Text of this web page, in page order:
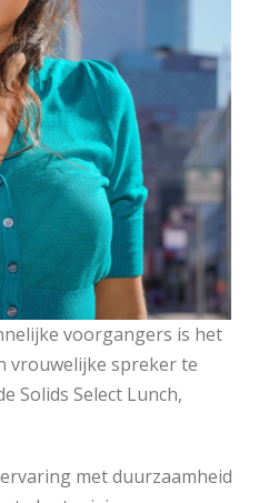
voorgangers is het
vrouwelijke spreker te
Solids Select Lunch,
met duurzaamheid